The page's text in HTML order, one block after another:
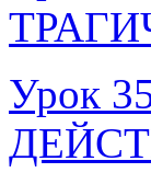
Урок